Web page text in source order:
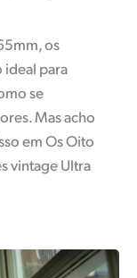
os
ideal para
se
Mas acho
em Os Oito
vintage Ultra